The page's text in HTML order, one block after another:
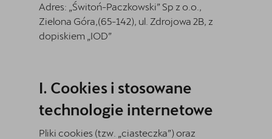
Adres: „Świtoń-Paczkowski” Sp z o.o.,
Zielona Góra,(65-142), ul. Zdrojowa 2B, z
dopiskiem „IOD”
Cookies i stosowane
technologie internetowe
Pliki cookies (tzw. „ciasteczka”) oraz